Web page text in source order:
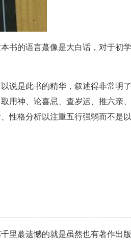
书的语言蕞像是大白话，对于初
说是此书的精华，叙述得非常明了
用神、论喜忌、查岁运、推六亲
性格分析以注重五行强弱而不是
里蕞遗憾的就是虽然也有著作出版